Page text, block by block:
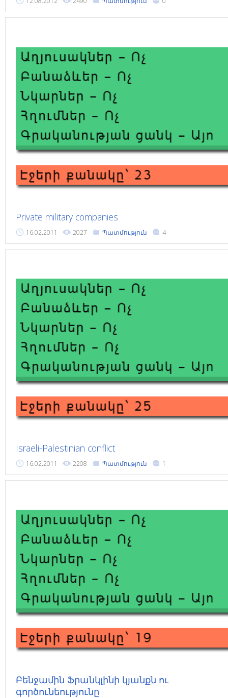
Private military companies
16.02.2011 2027 Պատմություն 4
Israeli-Palestinian conflict
16.02.2011 2208 Պատմություն 1
Բենջամին Ֆրանկլինի կյանքն ու
գործունեությունը